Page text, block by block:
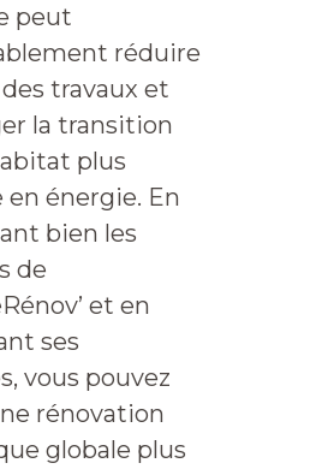
peut
réduire
travaux et
la transition
plus
en énergie. En
bien les
de
et en
ses
vous pouvez
rénovation
globale plus